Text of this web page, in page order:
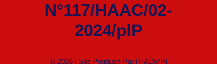
N°117/HAAC/02-
2024/plP
© 2026 | Site Proplusé Par IT-ADMIN